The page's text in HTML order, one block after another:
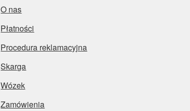
O nas
Płatności
Procedura reklamacyjna
Skarga
Wózek
Zamówienia